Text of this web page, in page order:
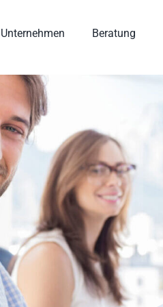
Unternehmen Beratung